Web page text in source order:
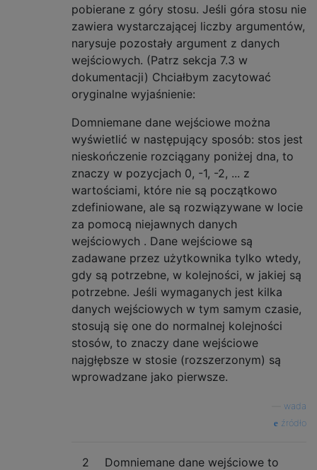
pobierane z góry stosu. Jeśli góra stosu nie
zawiera wystarczającej liczby argumentów,
narysuje pozostały argument z danych
wejściowych. (Patrz sekcja 7.3 w
dokumentacji) Chciałbym zacytować
oryginalne wyjaśnienie:
Domniemane dane wejściowe można
wyświetlić w następujący sposób: stos jest
nieskończenie rozciągany poniżej dna, to
znaczy w pozycjach 0, -1, -2, ... z
wartościami, które nie są początkowo
zdefiniowane, ale są rozwiązywane w locie
za pomocą niejawnych danych
wejściowych . Dane wejściowe są
zadawane przez użytkownika tylko wtedy,
gdy są potrzebne, w kolejności, w jakiej są
potrzebne. Jeśli wymaganych jest kilka
danych wejściowych w tym samym czasie,
stosują się one do normalnej kolejności
stosów, to znaczy dane wejściowe
najgłębsze w stosie (rozszerzonym) są
wprowadzane jako pierwsze.
wada
źródło
2
Domniemane dane wejściowe to